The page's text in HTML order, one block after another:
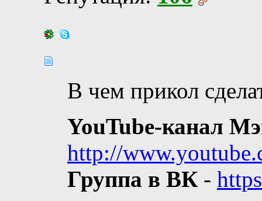
В чем прикол
YouTube-канал
http://
Группа в ВК -